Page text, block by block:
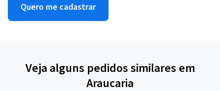
Quero me cadastrar
Veja alguns pedidos similares em
Araucaria